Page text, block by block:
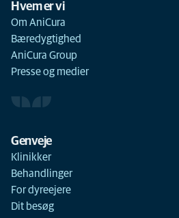
Hvem er vi
Om AniCura
Bæredygtighed
AniCura Group
Presse og medier
Genveje
Klinikker
Behandlinger
For dyreejere
Dit besøg